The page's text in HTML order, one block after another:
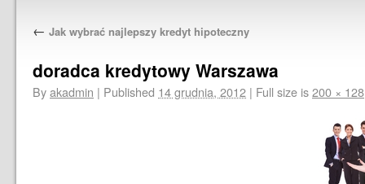
← Jak wybrać najlepszy kredyt hipoteczny
doradca kredytowy Warszawa
Byakadmin | Published 14 grudnia, 2012 | Full size is200 × 128